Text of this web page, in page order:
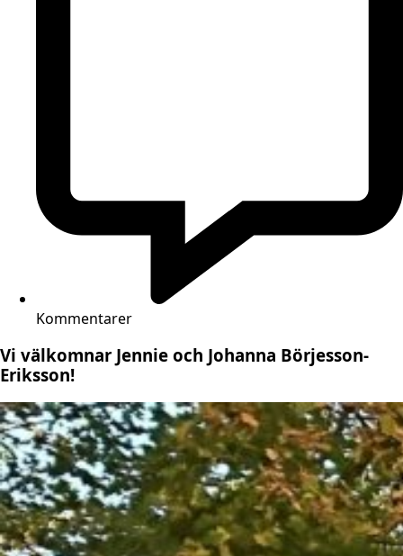
Kommentarer
Vi välkomnar Jennie och Johanna Börjesson-
Eriksson!